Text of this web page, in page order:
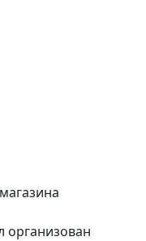
организован